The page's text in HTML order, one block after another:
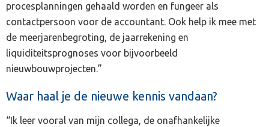
procesplanningen gehaald worden en fungeer als
contactpersoon voor de accountant. Ook help ik mee met
de meerjarenbegroting, de jaarrekening en
liquiditeitsprognoses voor bijvoorbeeld
nieuwbouwprojecten.”
Waar haal je de nieuwe kennis vandaan?
“Ik leer vooral van mijn collega, de onafhankelijke